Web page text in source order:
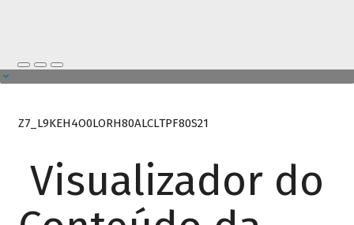
Z7_L9KEH4O0LORH80ALCLTPF80S21
Visualizador do